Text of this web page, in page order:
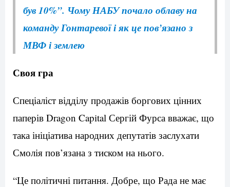
був 10%”. Чому НАБУ почало облаву на
команду Гонтаревої і як це пов’язано з
МВФ і землею
Своя гра
Спеціаліст відділу продажів боргових цінних
паперів Dragon Capital Сергій Фурса вважає, що
така ініціатива народних депутатів заслухати
Смолія пов’язана з тиском на нього.
“Це політичні питання. Добре, що Рада не має